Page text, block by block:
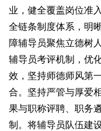
业，健全覆盖岗位准
全链条制度体系，明
障辅导员聚焦立德树
辅导员考评机制，优
效，坚持师德师风第
合。坚持严管与厚爱
果与职称评聘、职务
制。将辅导员队伍建